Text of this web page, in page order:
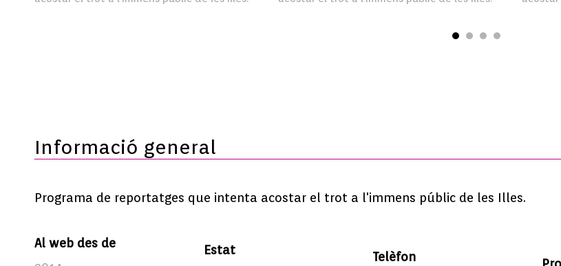
Informació general
Programa de reportatges que intenta acostar el trot a l'immens públic de les Illes.
Al web des de
Estat
Telèfon